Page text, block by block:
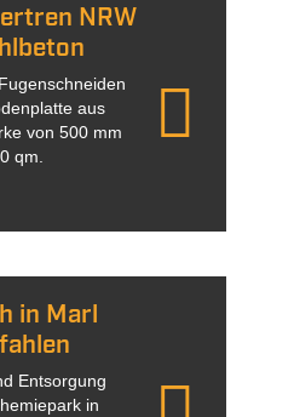
NRW
aus
von 500 mm
qm.
in Marl
Entsorgung
in